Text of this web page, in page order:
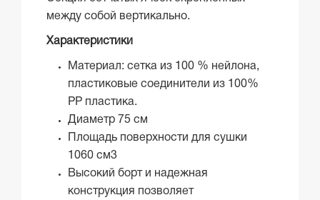
между собой вертикально.
Характеристики
Материал: сетка из 100 % нейлона,
пластиковые соединители из 100%
РР пластика.
Диаметр 75 см
Площадь поверхности для сушки
1060 см3
Высокий борт и надежная
конструкция позволяет